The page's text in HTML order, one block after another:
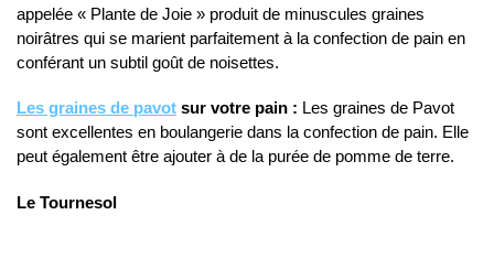
appelée « Plante de Joie » produit de minuscules graines
noirâtres qui se marient parfaitement à la confection de pain en
conférant un subtil goût de noisettes.
Les graines de pavot sur votre pain : Les graines de Pavot
sont excellentes en boulangerie dans la confection de pain. Elle
peut également être ajouter à de la purée de pomme de terre.
Le Tournesol